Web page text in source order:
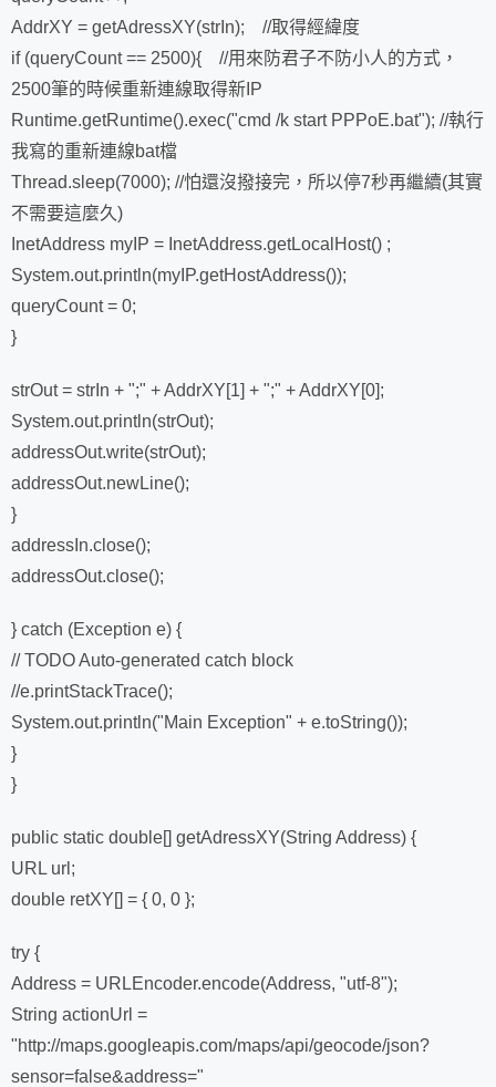
AddrXY = getAdressXY(strIn); //取得經緯度
if (queryCount == 2500){ //用來防君子不防小人的方式，
2500筆的時候重新連線取得新IP
Runtime.getRuntime().exec("cmd /k start PPPoE.bat"); //執行
我寫的重新連線bat檔
Thread.sleep(7000); //怕還沒撥接完，所以停7秒再繼續(其實
不需要這麼久)
InetAddress myIP = InetAddress.getLocalHost() ;
System.out.println(myIP.getHostAddress());
queryCount = 0;
}
strOut = strIn + ";" + AddrXY[1] + ";" + AddrXY[0];
System.out.println(strOut);
addressOut.write(strOut);
addressOut.newLine();
}
addressIn.close();
addressOut.close();
} catch (Exception e) {
// TODO Auto-generated catch block
//e.printStackTrace();
System.out.println("Main Exception" + e.toString());
}
}
public static double[] getAdressXY(String Address) {
URL url;
double retXY[] = { 0, 0 };
try {
Address = URLEncoder.encode(Address, "utf-8");
String actionUrl =
"http://maps.googleapis.com/maps/api/geocode/json?
sensor=false&address="